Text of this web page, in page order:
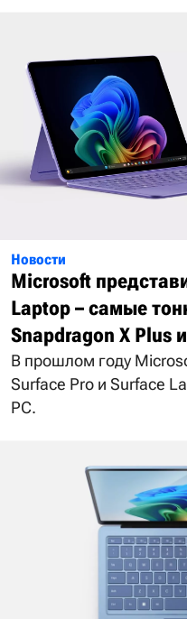
Новости
Microsoft
Laptop – самые
Snapdragon X Plus
В прошлом году
Surface Pro и Surface
PC.